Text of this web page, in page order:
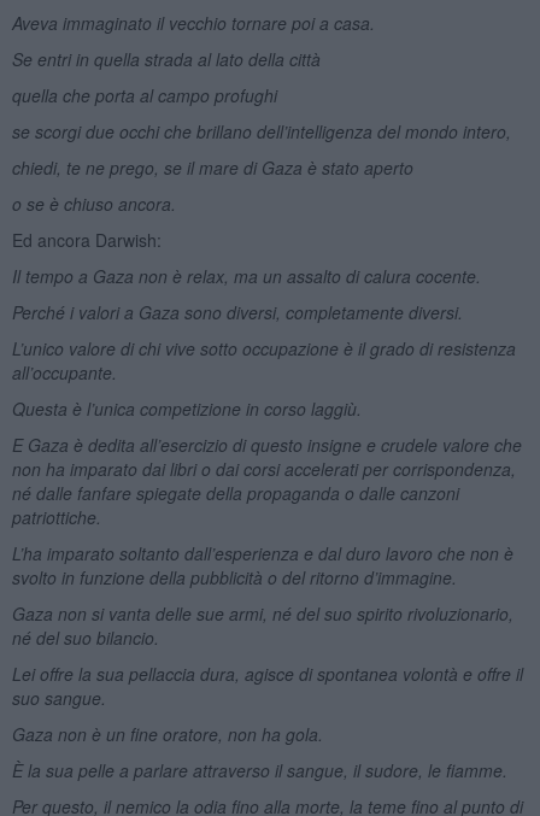
Aveva immaginato il vecchio tornare poi a casa.
Se entri in quella strada al lato della città
quella che porta al campo profughi
se scorgi due occhi che brillano dell’intelligenza del mondo intero,
chiedi, te ne prego, se il mare di Gaza è stato aperto
o se è chiuso ancora.
Ed ancora Darwish:
Il tempo a Gaza non è relax, ma un assalto di calura cocente.
Perché i valori a Gaza sono diversi, completamente diversi.
L’unico valore di chi vive sotto occupazione è il grado di resistenza
all’occupante.
Questa è l’unica competizione in corso laggiù.
E Gaza è dedita all’esercizio di questo insigne e crudele valore che
non ha imparato dai libri o dai corsi accelerati per corrispondenza,
né dalle fanfare spiegate della propaganda o dalle canzoni
patriottiche.
L’ha imparato soltanto dall’esperienza e dal duro lavoro che non è
svolto in funzione della pubblicità o del ritorno d’immagine.
Gaza non si vanta delle sue armi, né del suo spirito rivoluzionario,
né del suo bilancio.
Lei offre la sua pellaccia dura, agisce di spontanea volontà e offre il
suo sangue.
Gaza non è un fine oratore, non ha gola.
È la sua pelle a parlare attraverso il sangue, il sudore, le fiamme.
Per questo, il nemico la odia fino alla morte, la teme fino al punto di